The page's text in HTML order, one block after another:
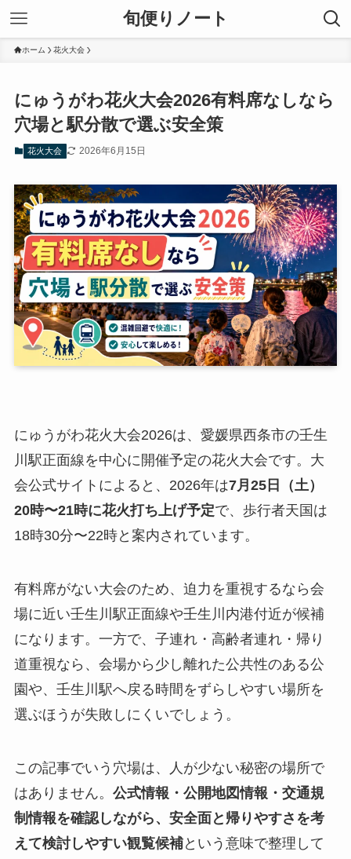
旬便りノート
ホーム 花火大会
にゅうがわ花火大会2026有料席なしなら
穴場と駅分散で選ぶ安全策
花火大会 2026年6月15日
にゅうがわ花火大会2026は、愛媛県西条市の壬生
川駅正面線を中心に開催予定の花火大会です。大
会公式サイトによると、2026年は7月25日（土）
20時〜21時に花火打ち上げ予定で、歩行者天国は
18時30分〜22時と案内されています。
有料席がない大会のため、迫力を重視するなら会
場に近い壬生川駅正面線や壬生川内港付近が候補
になります。一方で、子連れ・高齢者連れ・帰り
道重視なら、会場から少し離れた公共性のある公
園や、壬生川駅へ戻る時間をずらしやすい場所を
選ぶほうが失敗しにくいでしょう。
この記事でいう穴場は、人が少ない秘密の場所で
はありません。 公式情報・公開地図情報・交通規
制情報を確認しながら、安全面と帰りやすさを考
えて検討しやすい観覧候補という意味で整理して